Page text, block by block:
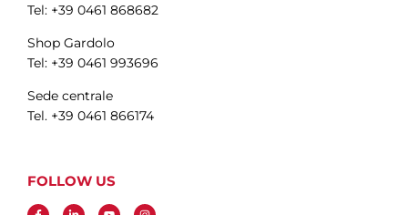
Tel: +39 0461 868682
Shop Gardolo
Tel: +39 0461 993696
Sede centrale
Tel. +39 0461 866174
FOLLOW US